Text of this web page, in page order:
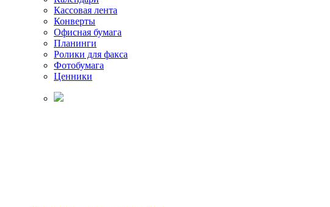
Кассовая лента
Конверты
Офисная бумага
Планинги
Ролики для факса
Фотобумага
Ценники